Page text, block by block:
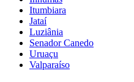
Itumbiara
Jataí
Luziânia
Senador Canedo
Uruaçu
Valparaíso